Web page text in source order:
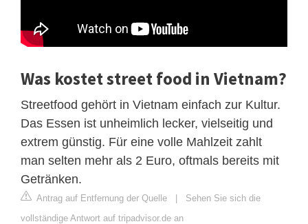
Was kostet street food in Vietnam?
Streetfood gehört in Vietnam einfach zur Kultur.
Das Essen ist unheimlich lecker, vielseitig und
extrem günstig. Für eine volle Mahlzeit zahlt
man selten mehr als 2 Euro, oftmals bereits mit
Getränken.
Antrag auf Entfernung der Quelle | Sehen Sie sich die
vollständige Antwort auf tripadvisor.de an